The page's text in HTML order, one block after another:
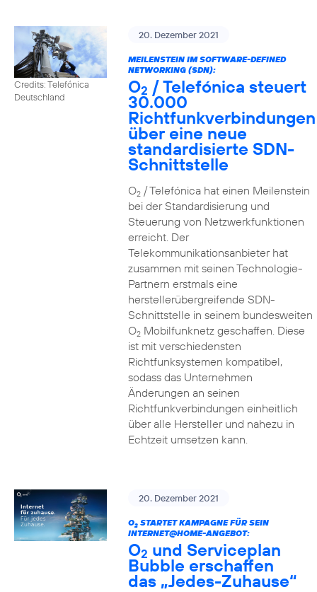
Credits: Telefónica
Deutschland
20. Dezember 2021
MEILENSTEIN IM SOFTWARE-DEFINED
NETWORKING (SDN):
O2 / Telefónica steuert
30.000
Richtfunkverbindungen
über eine neue
standardisierte SDN-
Schnittstelle
O2/ Telefónica hat einen Meilenstein
bei der Standardisierung und
Steuerung von Netzwerkfunktionen
erreicht. Der
Telekommunikationsanbieter hat
zusammen mit seinen Technologie-
Partnern erstmals eine
herstellerübergreifende SDN-
Schnittstelle in seinem bundesweiten
O2Mobilfunknetz geschaffen. Diese
ist mit verschiedensten
Richtfunksystemen kompatibel,
sodass das Unternehmen
Änderungen an seinen
Richtfunkverbindungen einheitlich
über alle Hersteller und nahezu in
Echtzeit umsetzen kann.
20. Dezember 2021
O2STARTET KAMPAGNE FÜR SEIN
INTERNET@HOME-ANGEBOT:
O2 und Serviceplan
Bubble erschaffen
das „Jedes-Zuhause“